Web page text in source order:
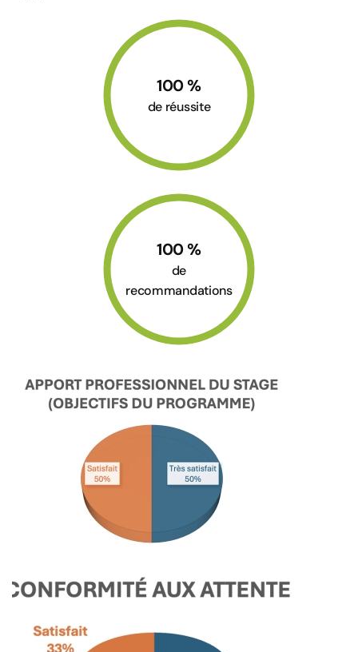
100%
de réussite
100%
de
recommandations